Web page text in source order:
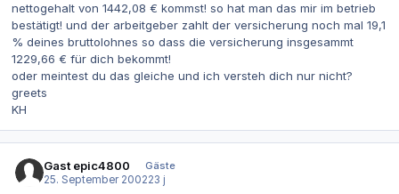
nettogehalt von 1442,08 € kommst! so hat man das mir im betrieb
bestätigt! und der arbeitgeber zahlt der versicherung noch mal 19,1
% deines bruttolohnes so dass die versicherung insgesammt
1229,66 € für dich bekommt!
oder meintest du das gleiche und ich versteh dich nur nicht?
greets
KH
Gast epic4800
Gäste
25. September 200223 j